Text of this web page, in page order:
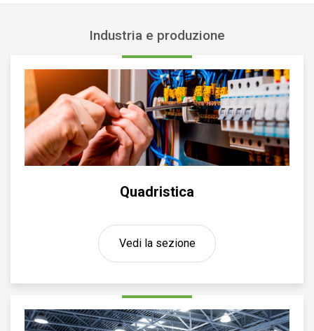
Industria e produzione
Quadristica
Vedi la sezione